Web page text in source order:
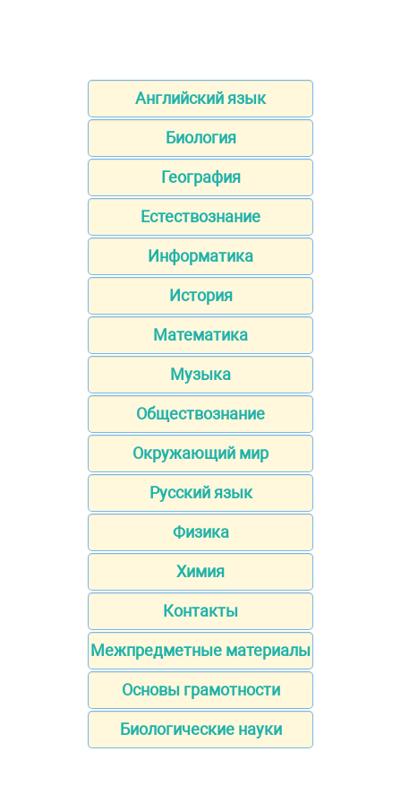
Английский язык
Биология
География
Естествознание
Информатика
История
Математика
Музыка
Обществознание
Окружающий мир
Русский язык
Физика
Химия
Контакты
Межпредметные материалы
Основы грамотности
Биологические науки